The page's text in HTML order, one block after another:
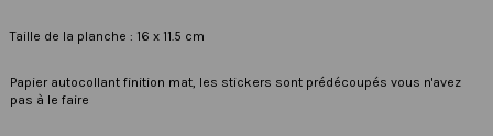
Taille de la planche : 16 x 11.5 cm
Papier autocollant finition mat, les stickers sont prédécoupés vous n'avez
pas à le faire